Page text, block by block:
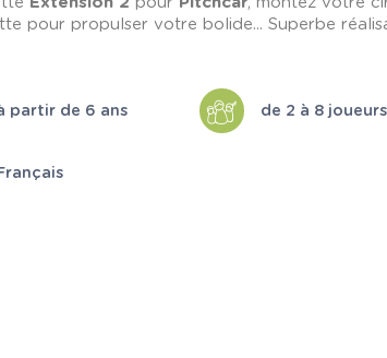
pour propulser votre bolide... Superbe
partir de 6 ans de 2 à 8 joueurs